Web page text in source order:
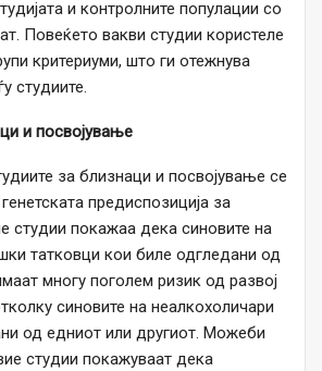
и контролните популации со
Повеќето вакви студии користеле
критериуми, што ги отежнува
студиите.
и посвојување
за близнаци и посвојување се
предиспозиција за
студии покажаа дека синовите на
татковци кои биле одгледани од
многу поголем ризик од развој
синовите на неалкохоличари
од едниот или другиот. Можеби
студии покажуваат дека